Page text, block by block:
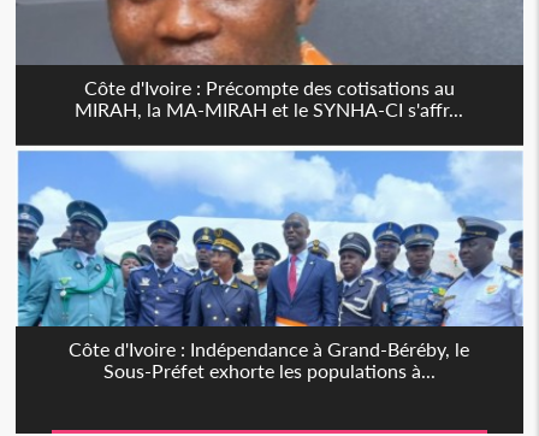
Côte d'Ivoire : Précompte des cotisations au
MIRAH, la MA-MIRAH et le SYNHA-CI s'affr...
Côte d'Ivoire : Indépendance à Grand-Béréby, le
Sous-Préfet exhorte les populations à...